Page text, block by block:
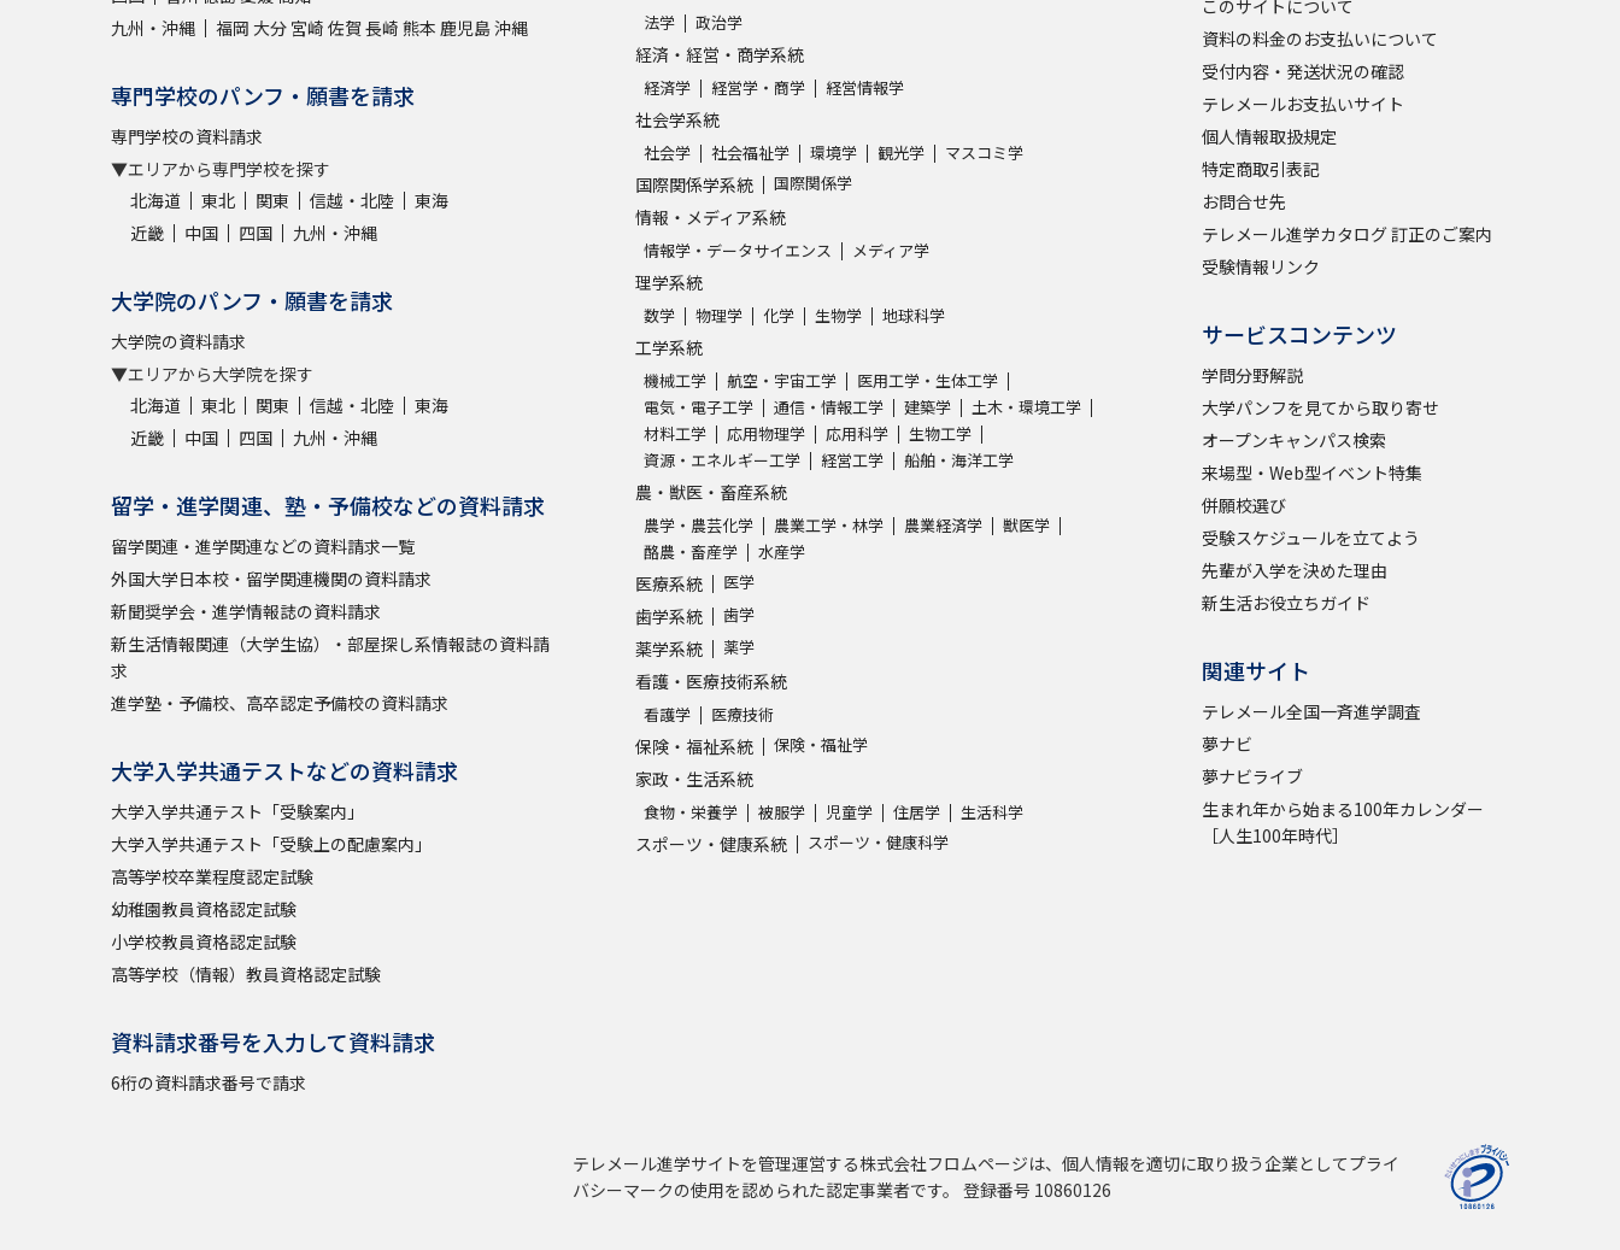
このサイトについて
資料の料金の
受付内容・発送状況の確認 テレメールお支払いサイト
テレメール進学カタログ訂正のご案内
受験情報リンク
九州・沖縄
福岡 大分 宮崎 佐賀 長崎 熊本 鹿児島沖縄
専門学校のパンフ・願書を請求
専門学校の資料請求
▼エリアから専門学校を探す
北海道
東北 関東 信越・北陸
東海
近畿
中国 四国 九州・沖縄
大学院のパンフ・願書を請求
大学院の資料請求
▼エリアから大学院を探す
北海道
東北 関東 信越・北陸
東海
近畿
中国 四国 九州・沖縄
留学・進学関連、塾・予備校などの資料請求
留学関連・進学関連などの資料請求一覧
外国大学日本校・留学関連機関の資料請求
新聞奨学会・進学情報誌の資料請求
新生活情報関連（大学生協）・部屋探し系情報誌の資料請
求
進学塾・予備校、高卒認定予備校の資料請求
大学入学共通テストなどの資料請求
大学入学共通テスト「受験案内」
大学入学共通テスト「受験上の配慮案内」
高等学校卒業程度認定試験
幼稚園教員資格認定試験
小学校教員資格認定試験
高等学校（情報）教員資格認定試験
資料請求番号を入力して資料請求
6桁の資料請求番号で請求
法学 政治学
経済・経営・商学系統
経済学 経営学・商学 経営情報学
社会学系統
社会学 社会福祉学 環境学 観光学 マスコミ学
国際関係学系統 国際関係学
情報・メディア系統
情報学・データサイエンス メディア学
理学系統
数学 物理学 化学 生物学 地球科学
工学系統
機械工学 航空・宇宙工学
医用工学・生体工学
電気・電子工学
通信・情報工学 建築学
土木・環境工学
材料工学
応用物理学 応用科学
生物工学
資源・エネルギー工学
経営工学 船舶・海洋工学
農・獣医・畜産系統
農学・農芸化学 農業工学・林学 農業経済学
獣医学
酪農・畜産学
水産学
医療系統 医学
歯学系統 歯学
薬学系統 薬学
看護・医療技術系統
看護学 医療技術
保険・福祉系統 保険・福祉学
家政・生活系統
食物・栄養学 被服学 児童学 住居学 生活科学
スポーツ・健康系統 スポーツ・健康科学
このサイトについて
資料の料金のお支払いについて
受付内容・発送状況の確認
テレメールお支払いサイト
個人情報取扱規定
特定商取引表記
お問合せ先
テレメール進学カタログ 訂正のご案内
受験情報リンク
サービスコンテンツ
学問分野解説
大学パンフを見てから取り寄せ
オープンキャンパス検索
来場型・Web型イベント特集
併願校選び
受験スケジュールを立てよう
先輩が入学を決めた理由
新生活お役立ちガイド
関連サイト
テレメール全国一斉進学調査
夢ナビ
夢ナビライブ
生まれ年から始まる100年カレンダー
［人生100年時代］
テレメール進学サイトを管理運営する株式会社フロムページは、個人情報を適切に取り扱う企業としてプライ
バシーマークの使用を認められた認定事業者です。 登録番号 10860126